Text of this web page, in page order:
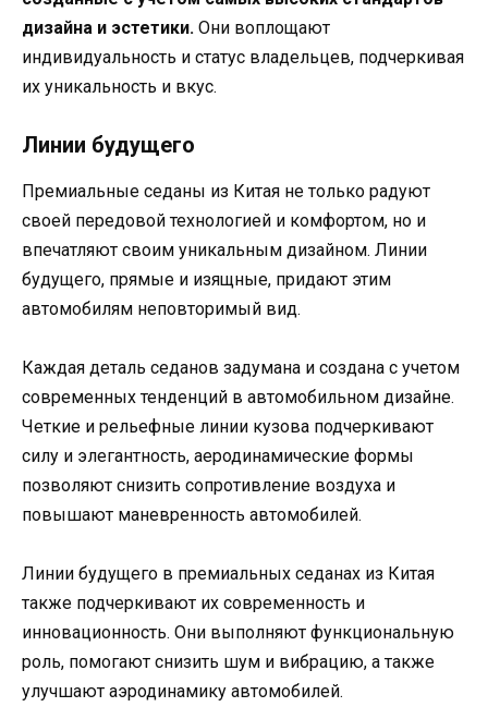
дизайна и эстетики. Они воплощают
индивидуальность и статус владельцев, подчеркивая
их уникальность и вкус.
Линии будущего
Премиальные седаны из Китая не только радуют
своей передовой технологией и комфортом, но и
впечатляют своим уникальным дизайном. Линии
будущего, прямые и изящные, придают этим
автомобилям неповторимый вид.
Каждая деталь седанов задумана и создана с учетом
современных тенденций в автомобильном дизайне.
Четкие и рельефные линии кузова подчеркивают
силу и элегантность, аеродинамические формы
позволяют снизить сопротивление воздуха и
повышают маневренность автомобилей.
Линии будущего в премиальных седанах из Китая
также подчеркивают их современность и
инновационность. Они выполняют функциональную
роль, помогают снизить шум и вибрацию, а также
улучшают аэродинамику автомобилей.